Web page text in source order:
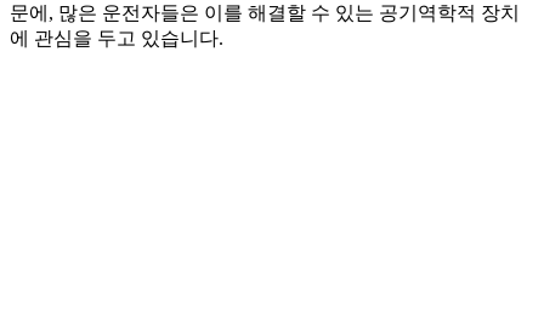
문에, 많은 운전자들은 이를 해결할 수 있는 공기역학적 장치
에 관심을 두고 있습니다.